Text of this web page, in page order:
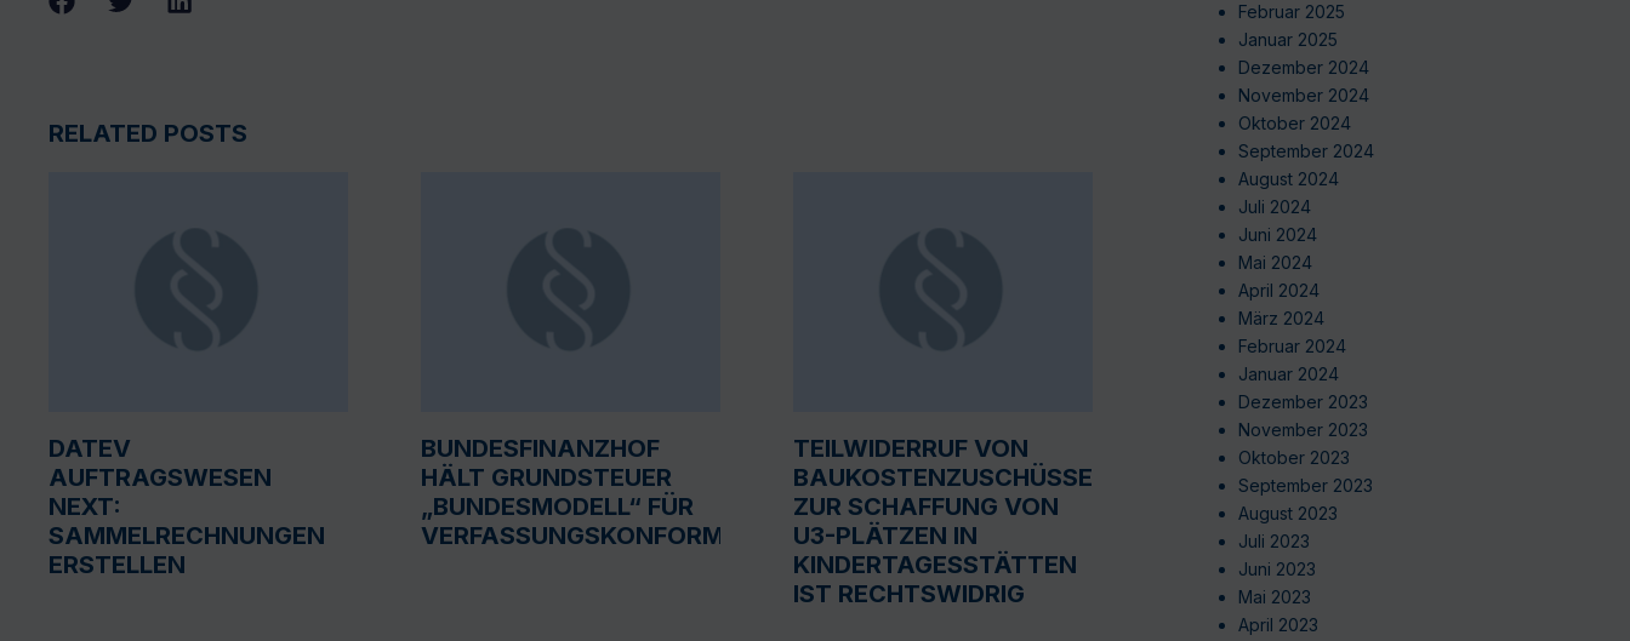
RELATED POSTS
DATEV
AUFTRAGSWESEN
NEXT:
SAMMELRECHNUNGEN
ERSTELLEN
BUNDESFINANZHOF
HÄLT GRUNDSTEUER
„BUNDESMODELL“ FÜR
VERFASSUNGSKONFORM
TEILWIDERRUF VON
BAUKOSTENZUSCHÜSSEN
ZUR SCHAFFUNG VON
U3-PLÄTZEN IN
KINDERTAGESSTÄTTEN
IST RECHTSWIDRIG
Februar 2025
Januar 2025
Dezember 2024
November 2024
Oktober 2024
September 2024
August 2024
Juli 2024
Juni 2024
Mai 2024
April 2024
März 2024
Februar 2024
Januar 2024
Dezember 2023
November 2023
Oktober 2023
September 2023
August 2023
Juli 2023
Juni 2023
Mai 2023
April 2023